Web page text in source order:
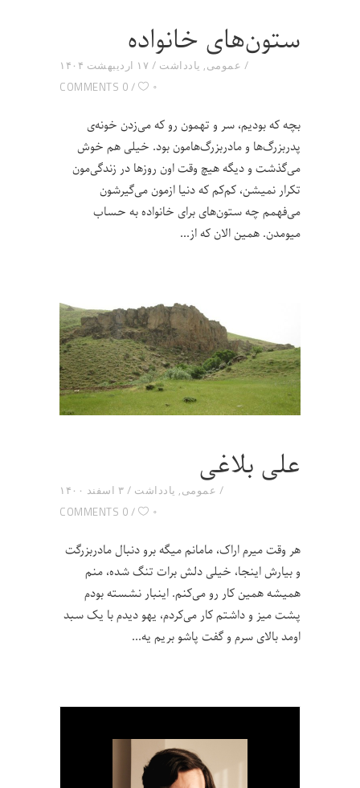
ستون‌های خانواده
۱۷ اردیبهشت ۱۴۰۴ عمومی, یادداشت
0 COMMENTS
۰
بچه که بودیم، سر و تهمون رو که می‌زدن خونه‌ی
پدربزرگ‌ها و مادربزرگ‌هامون بود. خیلی هم خوش
می‌گذشت و دیگه هیچ وقت اون روزها در زندگی‌مون
تکرار نمیشن، کم‌کم که دنیا ازمون می‌گیرشون
می‌فهمم چه ستون‌های برای خانواده به حساب
میومدن. همین الان که از
علی بلاغی
۳ اسفند ۱۴۰۰ عمومی, یادداشت
0 COMMENTS
۰
هر وقت میرم اراک، مامانم میگه برو دنبال مادربزرگت
و بیارش اینجا، خیلی دلش برات تنگ شده، منم
همیشه همین کار رو می‌کنم. اینبار نشسته بودم
پشت میز و داشتم کار می‌کردم، یهو دیدم با یک سبد
اومد بالای سرم و گفت پاشو بریم یه